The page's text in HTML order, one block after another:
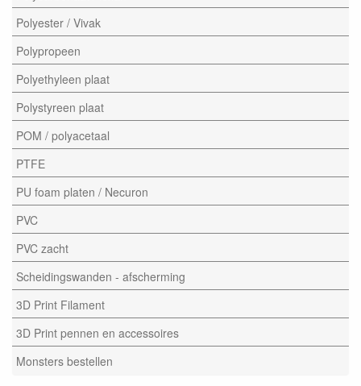
Polyester / Vivak
Polypropeen
Polyethyleen plaat
Polystyreen plaat
POM / polyacetaal
PTFE
PU foam platen / Necuron
PVC
PVC zacht
Scheidingswanden - afscherming
3D Print Filament
3D Print pennen en accessoires
Monsters bestellen